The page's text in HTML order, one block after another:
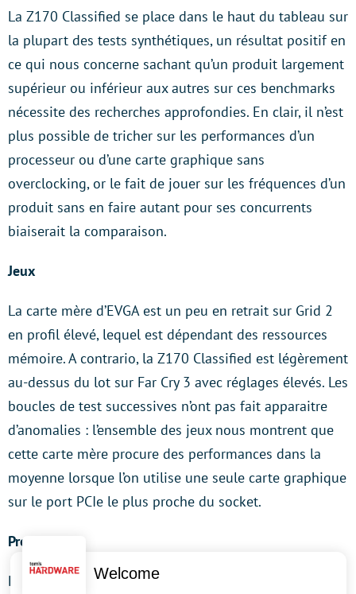
La Z170 Classified se place dans le haut du tableau sur
la plupart des tests synthétiques, un résultat positif en
ce qui nous concerne sachant qu’un produit largement
supérieur ou inférieur aux autres sur ces benchmarks
nécessite des recherches approfondies. En clair, il n’est
plus possible de tricher sur les performances d’un
processeur ou d’une carte graphique sans
overclocking, or le fait de jouer sur les fréquences d’un
produit sans en faire autant pour ses concurrents
biaiserait la comparaison.
Jeux
La carte mère d’EVGA est un peu en retrait sur Grid 2
en profil élevé, lequel est dépendant des ressources
mémoire. A contrario, la Z170 Classified est légèrement
au-dessus du lot sur Far Cry 3 avec réglages élevés. Les
boucles de test successives n’ont pas fait apparaitre
d’anomalies : l’ensemble des jeux nous montrent que
cette carte mère procure des performances dans la
moyenne lorsque l’on utilise une seule carte graphique
sur le port PCIe le plus proche du socket.
Productivité
Deux des concurrentes de la Z170 Classified font un
Welcome